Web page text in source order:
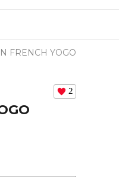
FRENCH YOGO
2